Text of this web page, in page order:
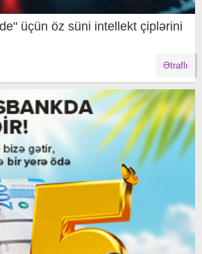
üçün öz süni intellekt çiplərini
Ətraflı